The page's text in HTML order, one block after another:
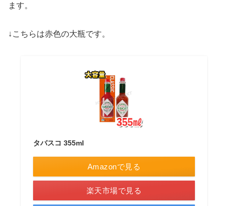
ます。
↓こちらは赤色の大瓶です。
タバスコ 355ml
Amazonで見る
楽天市場で見る